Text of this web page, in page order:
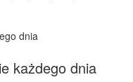
każdego dnia